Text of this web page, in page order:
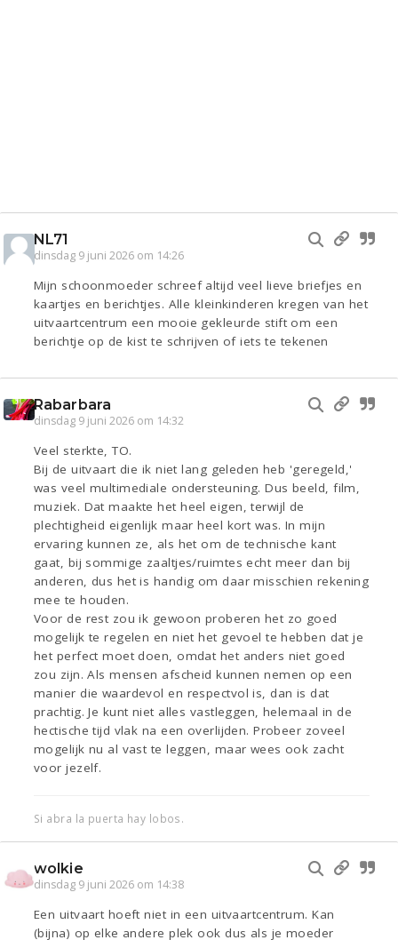
NL71
dinsdag 9 juni 2026 om 14:26
Mijn schoonmoeder schreef altijd veel lieve briefjes en
kaartjes en berichtjes. Alle kleinkinderen kregen van het
uitvaartcentrum een mooie gekleurde stift om een
berichtje op de kist te schrijven of iets te tekenen
Rabarbara
dinsdag 9 juni 2026 om 14:32
Veel sterkte, TO.
Bij de uitvaart die ik niet lang geleden heb 'geregeld,'
was veel multimediale ondersteuning. Dus beeld, film,
muziek. Dat maakte het heel eigen, terwijl de
plechtigheid eigenlijk maar heel kort was. In mijn
ervaring kunnen ze, als het om de technische kant
gaat, bij sommige zaaltjes/ruimtes echt meer dan bij
anderen, dus het is handig om daar misschien rekening
mee te houden.
Voor de rest zou ik gewoon proberen het zo goed
mogelijk te regelen en niet het gevoel te hebben dat je
het perfect moet doen, omdat het anders niet goed
zou zijn. Als mensen afscheid kunnen nemen op een
manier die waardevol en respectvol is, dan is dat
prachtig. Je kunt niet alles vastleggen, helemaal in de
hectische tijd vlak na een overlijden. Probeer zoveel
mogelijk nu al vast te leggen, maar wees ook zacht
voor jezelf.
Si abra la puerta hay lobos.
wolkie
dinsdag 9 juni 2026 om 14:38
Een uitvaart hoeft niet in een uitvaartcentrum. Kan
(bijna) op elke andere plek ook dus als je moeder